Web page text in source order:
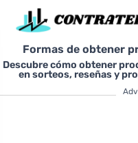
Formas de obtener
Descubre cómo obtener
en sorteos, reseñas y